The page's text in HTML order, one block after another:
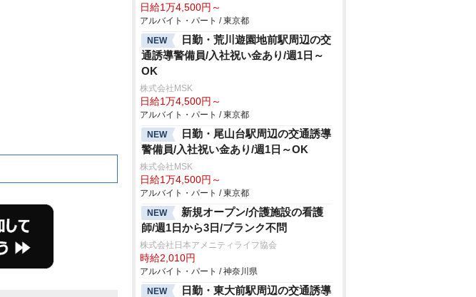
日給1万4,500円～
アルバイト・パート / 東京都
NEW
日勤・荒川遊園地前駅周辺の交
通誘導警備員/入社祝い金あり/週1日～
OK
株式会社MSK
日給1万4,500円～
アルバイト・パート / 東京都
NEW
日勤・尾山台駅周辺の交通誘導
警備員/入社祝い金あり/週1日～OK
株式会社MSK
日給1万4,500円～
アルバイト・パート / 東京都
NEW
新規オープン/介護施設の看護
師/週1日から3日/ブランク不問
株式会社日本アメニティライフ協会
時給2,010円
アルバイト・パート / 神奈川県
NEW
日勤・東大前駅周辺の交通誘導